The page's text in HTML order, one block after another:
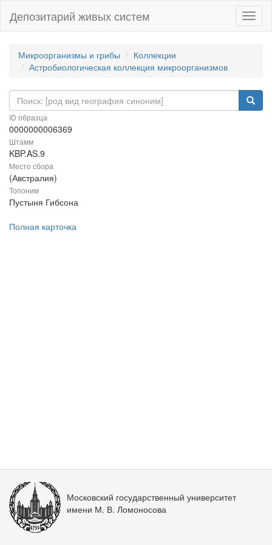
Депозитарий живых систем
Микроорганизмы и грибы
Коллекции
Астробиологическая коллекция микроорганизмов
ID образца
0000000006369
Штамм
KBP.AS.9
Место сбора
(Австралия)
Топоним
Пустыня Гибсона
Полная карточка
Московский государственный университет
имени М. В. Ломоносова